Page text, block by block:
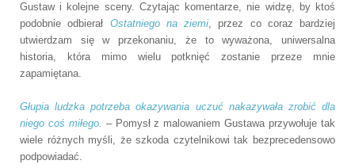
Gustaw i kolejne sceny. Czytając komentarze, nie widzę, by ktoś
podobnie odbierał Ostatniego na ziemi, przez co coraz bardziej
utwierdzam się w przekonaniu, że to wyważona, uniwersalna
historia, która mimo wielu potknięć zostanie przeze mnie
zapamiętana.
Głupia ludzka potrzeba okazywania uczuć nakazywała zrobić dla
niego coś miłego. – Pomysł z malowaniem Gustawa przywołuje tak
wiele różnych myśli, że szkoda czytelnikowi tak bezprecedensowo
podpowiadać.